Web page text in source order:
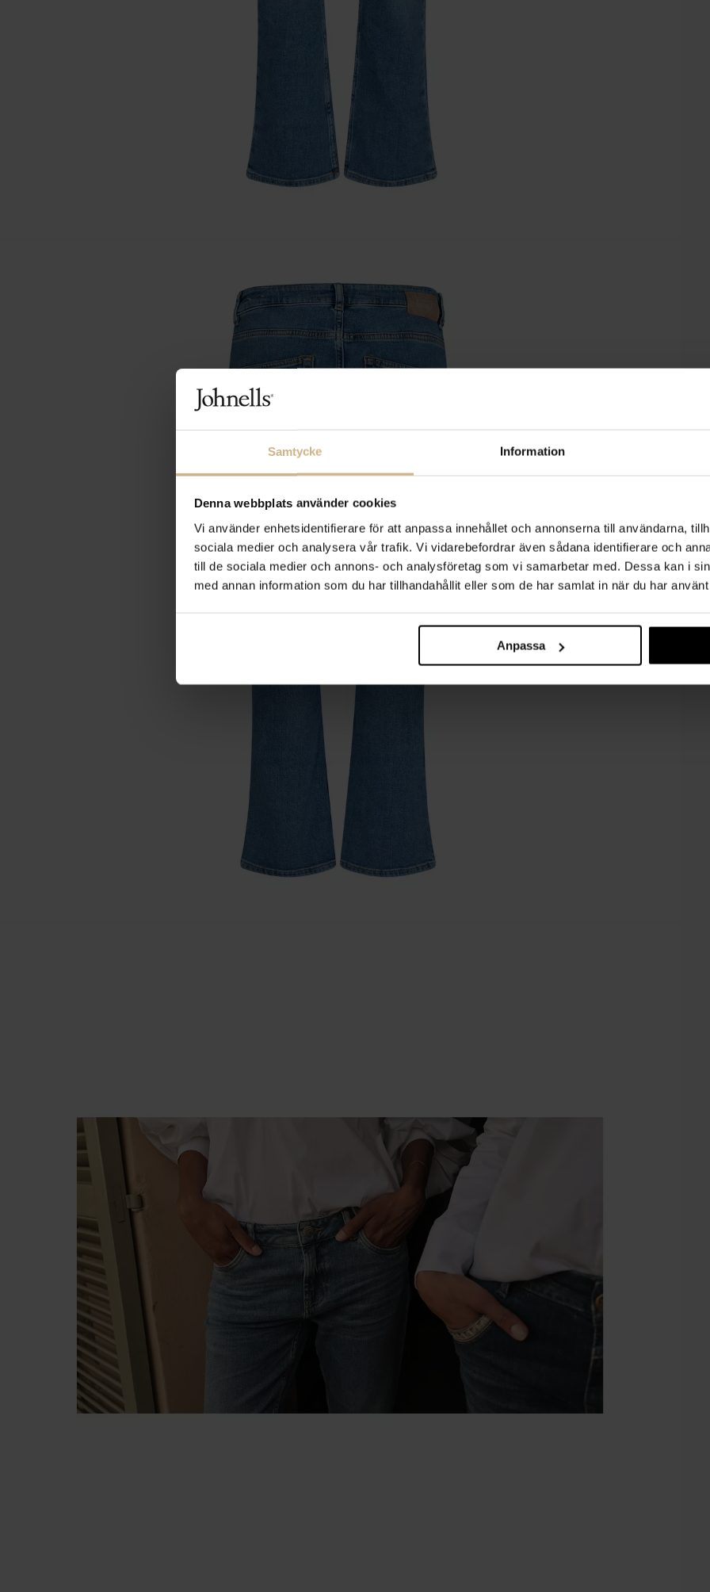
Samtycke Information
Denna webbplats använder cookies
Vi använder enhetsidentifierare för att anpassa innehållet och annonserna till användarna,
sociala medier och analysera vår trafik. Vi vidarebefordrar även sådana identifierare och
till de sociala medier och annons- och analysföretag som vi samarbetar med. Dessa kan i
med annan information som du har tillhandahållit eller som de har samlat in när du har
Anpassa